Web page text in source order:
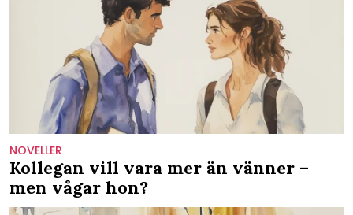
NOVELLER
Kollegan vill vara mer än vänner –
men vågar hon?